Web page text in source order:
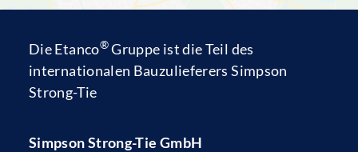
DieEtanco®Gruppe ist die Teil des
internationalen BauzulieferersSimpson
Strong-Tie
Simpson Strong-Tie GmbH